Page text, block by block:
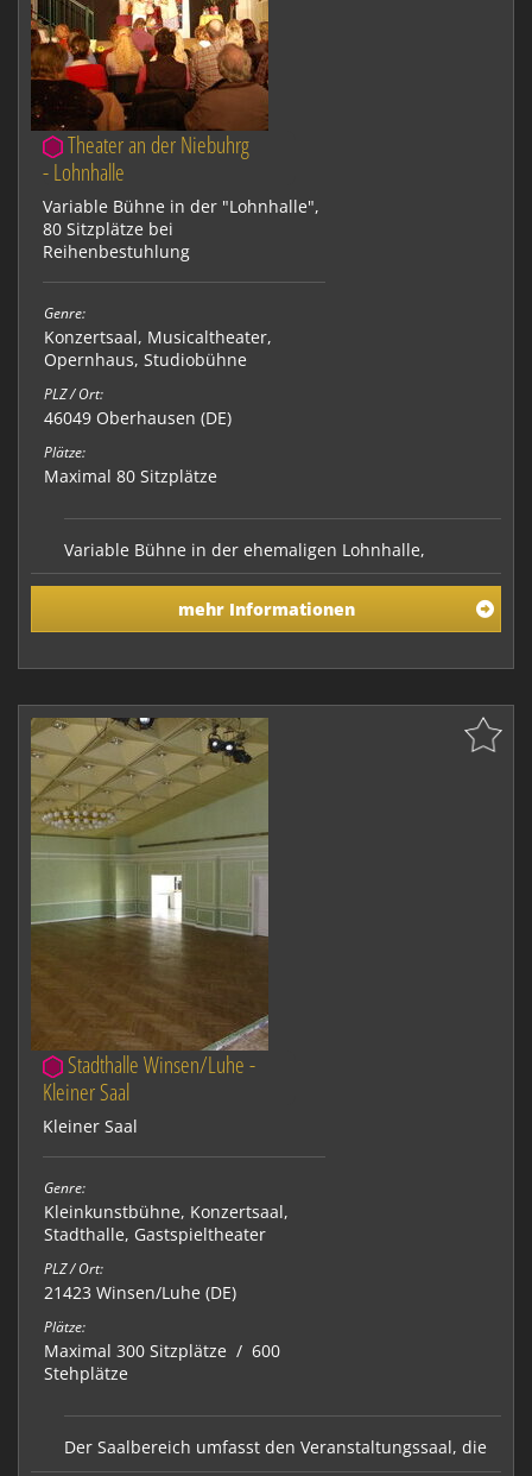
Theater an der Niebuhrg
- Lohnhalle
Variable Bühne in der "Lohnhalle",
80 Sitzplätze bei
Reihenbestuhlung
Genre:
Konzertsaal, Musicaltheater,
Opernhaus, Studiobühne
PLZ / Ort:
46049 Oberhausen (DE)
Plätze:
Maximal 80 Sitzplätze
Variable Bühne in der ehemaligen Lohnhalle,
Vollausstattung mit Licht- und Tonanlage, 80 Plätze
mehr Informationen
Stadthalle Winsen/Luhe -
Kleiner Saal
Kleiner Saal
Genre:
Kleinkunstbühne, Konzertsaal,
Stadthalle, Gastspieltheater
PLZ / Ort:
21423 Winsen/Luhe (DE)
Plätze:
Maximal 300 Sitzplätze / 600
Stehplätze
Der Saalbereich umfasst den Veranstaltungssaal, die
Saal-Bar, das Foyer, sanitäre Einrichtungen und